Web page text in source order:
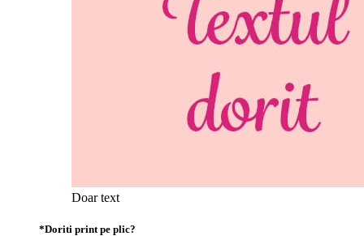
Doar text
*Doriti print pe plic?